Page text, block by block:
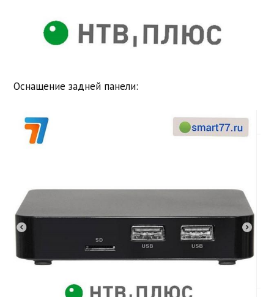
Оснащение задней панели: